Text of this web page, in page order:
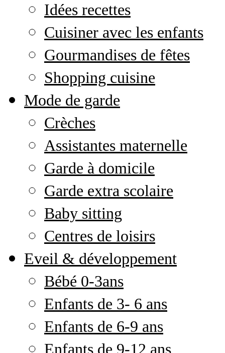
Idées recettes
Cuisiner avec les enfants
Gourmandises de fêtes
Shopping cuisine
Mode de garde
Crèches
Assistantes maternelle
Garde à domicile
Garde extra scolaire
Baby sitting
Centres de loisirs
Eveil & développement
Bébé 0-3ans
Enfants de 3- 6 ans
Enfants de 6-9 ans
Enfants de 9-12 ans